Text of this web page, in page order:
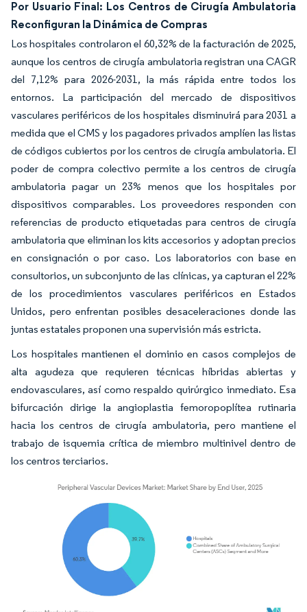
Por Usuario Final: Los Centros de Cirugía Ambulatoria
Reconfiguran la Dinámica de Compras
Los hospitales controlaron el 60,32% de la facturación de 2025,
aunque los centros de cirugía ambulatoria registran una CAGR
del 7,12% para 2026-2031, la más rápida entre todos los
entornos. La participación del mercado de dispositivos
vasculares periféricos de los hospitales disminuirá para 2031 a
medida que el CMS y los pagadores privados amplíen las listas
de códigos cubiertos por los centros de cirugía ambulatoria. El
poder de compra colectivo permite a los centros de cirugía
ambulatoria pagar un 23% menos que los hospitales por
dispositivos comparables. Los proveedores responden con
referencias de producto etiquetadas para centros de cirugía
ambulatoria que eliminan los kits accesorios y adoptan precios
en consignación o por caso. Los laboratorios con base en
consultorios, un subconjunto de las clínicas, ya capturan el 22%
de los procedimientos vasculares periféricos en Estados
Unidos, pero enfrentan posibles desaceleraciones donde las
juntas estatales proponen una supervisión más estricta.
Los hospitales mantienen el dominio en casos complejos de
alta agudeza que requieren técnicas híbridas abiertas y
endovasculares, así como respaldo quirúrgico inmediato. Esa
bifurcación dirige la angioplastia femoropoplítea rutinaria
hacia los centros de cirugía ambulatoria, pero mantiene el
trabajo de isquemia crítica de miembro multinivel dentro de
los centros terciarios.